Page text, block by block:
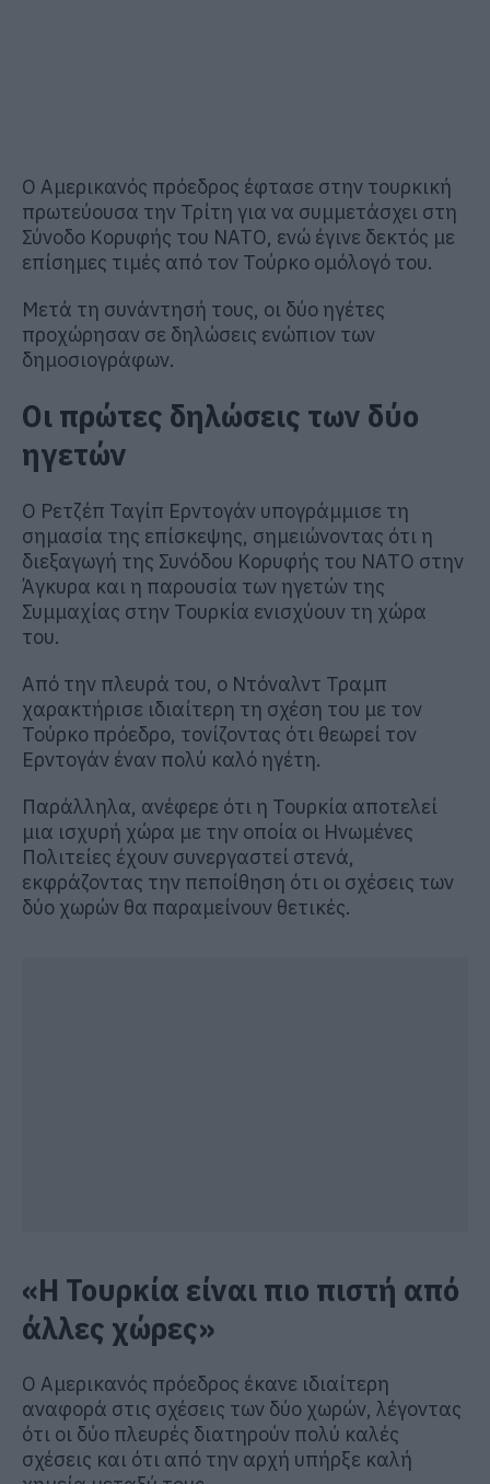
Ο Αμερικανός πρόεδρος έφτασε στην τουρκική
πρωτεύουσα την Τρίτη για να συμμετάσχει στη
Σύνοδο Κορυφής του ΝΑΤΟ, ενώ έγινε δεκτός με
επίσημες τιμές από τον Τούρκο ομόλογό του.
Μετά τη συνάντησή τους, οι δύο ηγέτες
προχώρησαν σε δηλώσεις ενώπιον των
δημοσιογράφων.
Οι πρώτες δηλώσεις των δύο
ηγετών
Ο Ρετζέπ Ταγίπ Ερντογάν υπογράμμισε τη
σημασία της επίσκεψης, σημειώνοντας ότι η
διεξαγωγή της Συνόδου Κορυφής του ΝΑΤΟ στην
Άγκυρα και η παρουσία των ηγετών της
Συμμαχίας στην Τουρκία ενισχύουν τη χώρα
του.
Από την πλευρά του, ο Ντόναλντ Τραμπ
χαρακτήρισε ιδιαίτερη τη σχέση του με τον
Τούρκο πρόεδρο, τονίζοντας ότι θεωρεί τον
Ερντογάν έναν πολύ καλό ηγέτη.
Παράλληλα, ανέφερε ότι η Τουρκία αποτελεί
μια ισχυρή χώρα με την οποία οι Ηνωμένες
Πολιτείες έχουν συνεργαστεί στενά,
εκφράζοντας την πεποίθηση ότι οι σχέσεις των
δύο χωρών θα παραμείνουν θετικές.
«Η Τουρκία είναι πιο πιστή από
άλλες χώρες»
Ο Αμερικανός πρόεδρος έκανε ιδιαίτερη
αναφορά στις σχέσεις των δύο χωρών, λέγοντας
ότι οι δύο πλευρές διατηρούν πολύ καλές
σχέσεις και ότι από την αρχή υπήρξε καλή